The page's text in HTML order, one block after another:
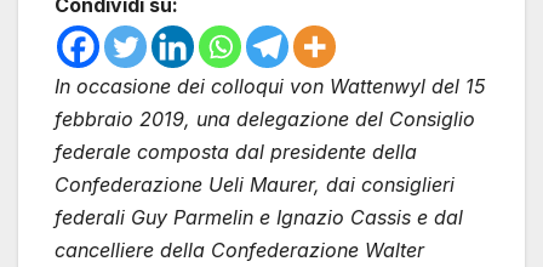
Condividi su:
In occasione dei colloqui von Wattenwyl del 15
febbraio 2019, una delegazione del Consiglio
federale composta dal presidente della
Confederazione Ueli Maurer, dai consiglieri
federali Guy Parmelin e Ignazio Cassis e dal
cancelliere della Confederazione Walter